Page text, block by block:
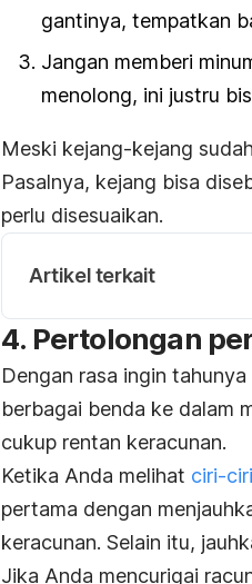
gantinya, tempatkan
Jangan memberi
menolong, ini justru
Meski kejang-kejang
Pasalnya, kejang bisa
perlu disesuaikan.
Artikel terkait
4. Pertolongan
Dengan rasa ingin
berbagai benda ke dalam
cukup rentan keracunan.
Ketika Anda melihat ciri-
pertama dengan
keracunan. Selain itu,
Jika Anda mencurigai